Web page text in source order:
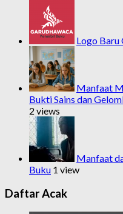
Logo Baru
Manfaat
Bukti Sains dan
2 views
Manfaat
Buku 1 view
Daftar Acak